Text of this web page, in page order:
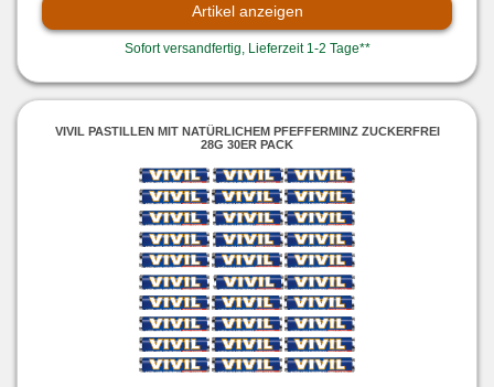
Artikel anzeigen
Sofort versandfertig, Lieferzeit 1-2 Tage**
VIVIL PASTILLEN MIT NATÜRLICHEM PFEFFERMINZ ZUCKERFREI
28G 30ER PACK